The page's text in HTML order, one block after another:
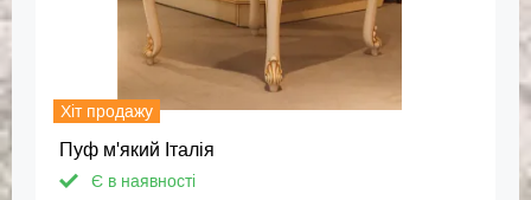
Хіт продажу
Пуф м'який Італія
Є в наявності